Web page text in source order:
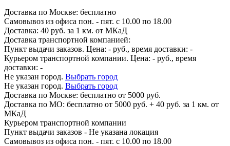
Доставка по Москве: бесплатно
Самовывоз из офиса пон. - пят. с 10.00 по 18.00
Доставка: 40 руб. за 1 км. от МКаД
Доставка транспортной компанией:
Пункт выдачи заказов. Цена: - руб., время доставки: -
Курьером транспортной компании. Цена: - руб., время
доставки: -
Не указан город. Выбрать город
Не указан город. Выбрать город
Доставка по Москве: бесплатно от 5000 руб.
Доставка по МО: бесплатно от 5000 руб. + 40 руб. за 1 км. от
МКаД
Курьером транспортной компании
Пункт выдачи заказов - Не указана локация
Самовывоз из офиса пон. - пят. с 10.00 по 18.00